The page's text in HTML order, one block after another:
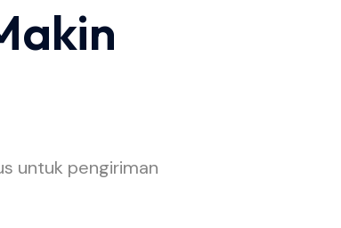
untuk pengiriman